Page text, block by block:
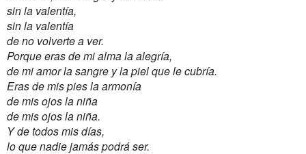
sin la valentía,
sin la valentía
de no volverte a ver.
Porque eras de mi alma la alegría,
de mi amor la sangre y la piel que le cubría.
Eras de mis pies la armonía
de mis ojos la niña
de mis ojos la niña.
Y de todos mis días,
lo que nadie jamás podrá ser.